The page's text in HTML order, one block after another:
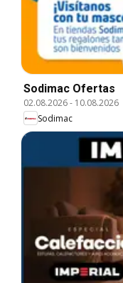
Sodimac Ofertas
02.08.2026- 10.08.2026
Sodimac